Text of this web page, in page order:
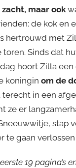
maar ook
de kok en
hertrouwd met
Sinds dat
hoort Zilla
koningin om de
terecht in een
ze er
stap
te gaan
19